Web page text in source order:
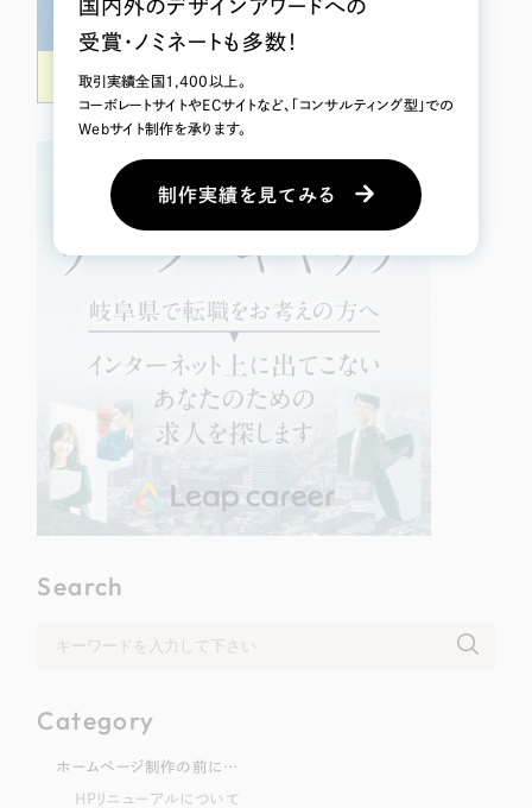
国内外のデザインアワードへの
受賞・ノミネートも多数！
取引実績全国1,400以上。
コーボレートサイトやECサイトなど、「コンサルティング型」での
Webサイト制作を承ります。
制作実績を見てみる
Search
Category
ホームページ制作の前に…
HPリニューアルについて